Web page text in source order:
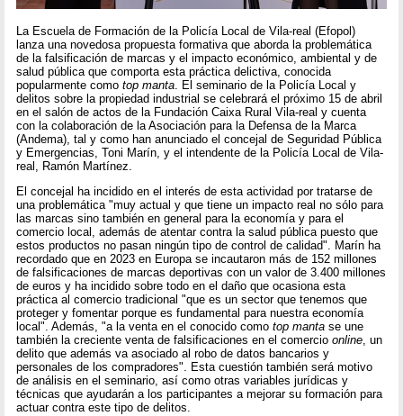
La Escuela de Formación de la Policía Local de Vila-real (Efopol)
lanza una novedosa propuesta formativa que aborda la problemática
de la falsificación de marcas y el impacto económico, ambiental y de
salud pública que comporta esta práctica delictiva, conocida
popularmente comotop manta . El seminario de la Policía Local y
delitos sobre la propiedad industrial se celebrará el próximo 15 de abril
en el salón de actos de la Fundación Caixa Rural Vila-real y cuenta
con la colaboración de la Asociación para la Defensa de la Marca
(Andema), tal y como han anunciado el concejal de Seguridad Pública
y Emergencias, Toni Marín, y el intendente de la Policía Local de Vila-
real, Ramón Martínez.
El concejal ha incidido en el interés de esta actividad por tratarse de
una problemática "muy actual y que tiene un impacto real no sólo para
las marcas sino también en general para la economía y para el
comercio local, además de atentar contra la salud pública puesto que
estos productos no pasan ningún tipo de control de calidad". Marín ha
recordado que en 2023 en Europa se incautaron más de 152 millones
de falsificaciones de marcas deportivas con un valor de 3.400 millones
de euros y ha incidido sobre todo en el daño que ocasiona esta
práctica al comercio tradicional "que es un sector que tenemos que
proteger y fomentar porque es fundamental para nuestra economía
local". Además, "a la venta en el conocido comotop manta se une
también la creciente venta de falsificaciones en el comercioonline, un
delito que además va asociado al robo de datos bancarios y
personales de los compradores". Esta cuestión también será motivo
de análisis en el seminario, así como otras variables jurídicas y
técnicas que ayudarán a los participantes a mejorar su formación para
actuar contra este tipo de delitos.